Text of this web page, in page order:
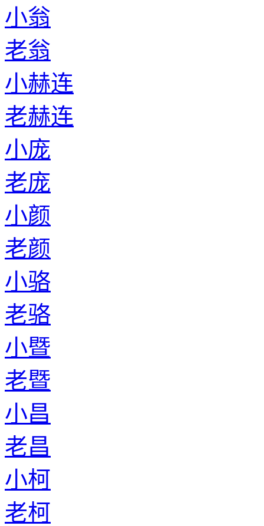
小翁
老翁
小赫连
老赫连
小庞
老庞
小颜
老颜
小骆
老骆
小暨
老暨
小昌
老昌
小柯
老柯